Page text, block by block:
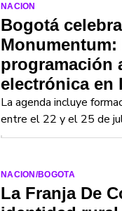
NACION
Bogotá
Monumentum:
programación
electrónica en
La agenda incluye
entre el 22 y el 25 de
NACION/BOGOTA
La Franja De